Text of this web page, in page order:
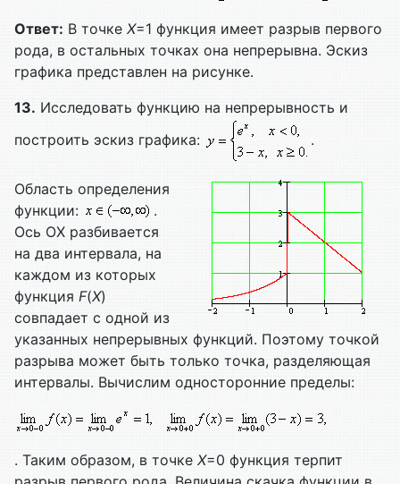
Ответ: В точке X=1 функция имеет разрыв первого
рода, в остальных точках она непрерывна. Эскиз
графика представлен на рисунке.
13. Исследовать функцию на непрерывность и
построить эскиз графика:
.
Область определения
функции:
.
Ось ОХ разбивается
на два интервала, на
каждом из которых
функция F(X)
совпадает с одной из
указанных непрерывных функций. Поэтому точкой
разрыва может быть только точка, разделяющая
интервалы. Вычислим односторонние пределы:
. Таким образом, в точке X=0 функция терпит